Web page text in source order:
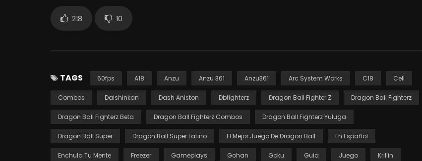
218 10
TAGS 60fps A18 Anzu Anzu 361 Anzu361 Arc System Works C18 Cell
Combos Daishinkan Dash Aniston Dbfighterz Dragon Ball Fighter Z Dragon Ball Fighterz
Dragon Ball Fighterz Beta Dragon Ball Fighterz Combos Dragon Ball Fighterz Yuluga
Dragon Ball Super Dragon Ball Super Latino El Mejor Juego De Dragon Ball En Español
Enchula Tu Mente Freezer Gameplays Gohan Goku Guia Juego Krillin